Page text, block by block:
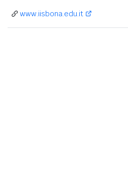
www.iisbona.edu.it